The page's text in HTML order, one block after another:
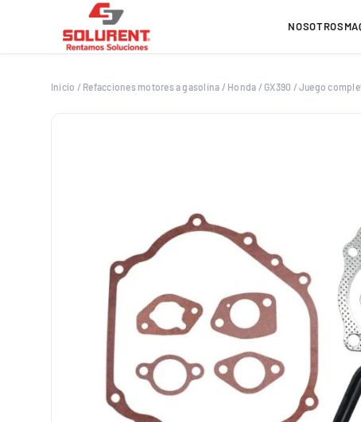
NOSOTROS
Inicio / Refacciones motores a gasolina / Honda /GX390 / Juego